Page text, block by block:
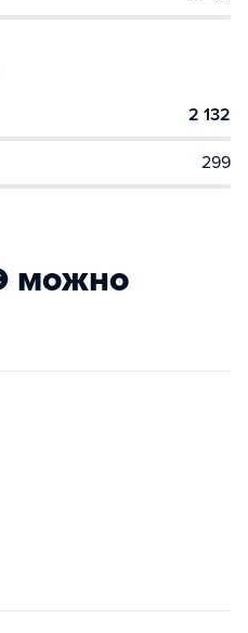
2 132
299
можно